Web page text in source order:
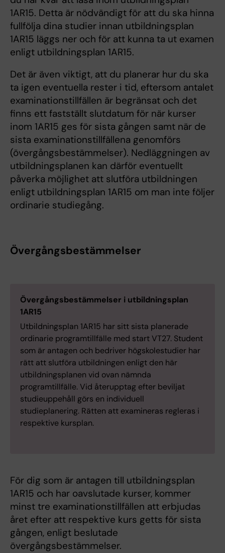
1AR15. Detta är nödvändigt för att du ska hinna
fullfölja dina studier innan utbildningsplan
1AR15 läggs ner och för att kunna ta ut examen
enligt utbildningsplan 1AR15.
Det är även viktigt, att du planerar hur du ska
ta igen eventuella rester i tid, eftersom antalet
examinationstillfällen är begränsat och det
finns ett fastställt slutdatum för när kurser
inom 1AR15 ges för sista gången samt när de
sista examinationstillfällena genomförs
(övergångsbestämmelser). Nedläggningen av
utbildningsplanen kan därför eventuellt
påverka möjlighet att slutföra utbildningen
enligt utbildningsplan 1AR15 om man inte följer
ordinarie studiegång.
Övergångsbestämmelser
Övergångsbestämmelser i utbildningsplan
1AR15
Utbildningsplan 1AR15 har sitt sista planerade
ordinarie programtillfälle med start VT27. Student
som är antagen och bedriver högskolestudier har
rätt att slutföra utbildningen enligt den här
utbildningsplanen vid ovan nämnda
programtillfälle. Vid återupptag efter beviljat
studieuppehåll görs en individuell
studieplanering. Rätten att examineras regleras i
respektive kursplan.
För dig som är antagen till utbildningsplan
1AR15 och har oavslutade kurser, kommer
minst tre examinationstillfällen att erbjudas
året efter att respektive kurs getts för sista
gången, enligt beslutade
övergångsbestämmelser.